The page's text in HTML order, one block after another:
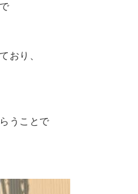
おり、
うことで